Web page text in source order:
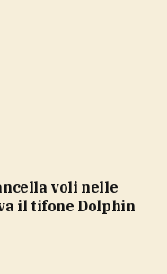
il tifone Dolphin